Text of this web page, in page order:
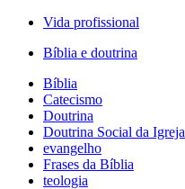
Vida profissional
Bíblia e doutrina
Bíblia
Catecismo
Doutrina
Doutrina Social da Igreja
evangelho
Frases da Bíblia
teologia